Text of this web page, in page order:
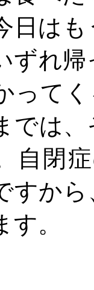
日は
ずれ
って
では
自閉
すか
す。